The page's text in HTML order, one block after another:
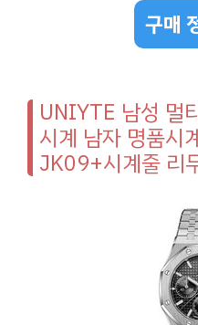
구매
UNIYTE 남성 멀
시계 남자 명품시
JK09+시계줄 리